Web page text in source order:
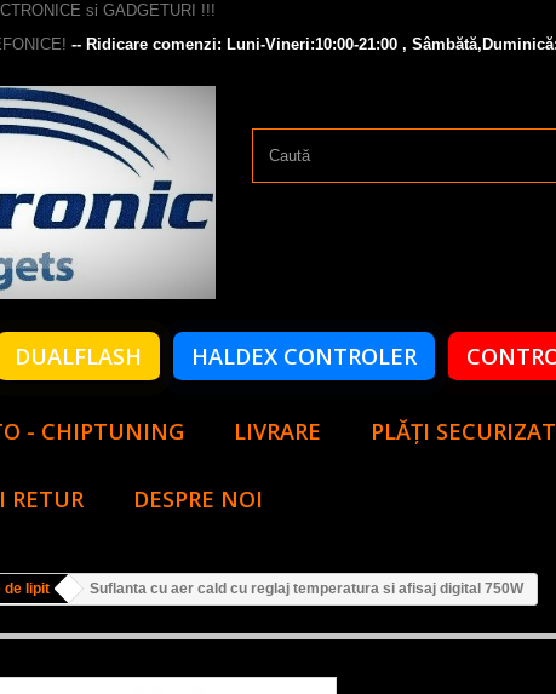
-- Ridicare comenzi: Luni-Vineri:10:00-21:00 ,
DUALFLASH HALDEX CONTROLER
- CHIPTUNING LIVRARE PLĂȚI
RETUR DESPRE NOI
de lipit Suflanta cu aer cald cu reglaj temperatura si afisaj digital 750W